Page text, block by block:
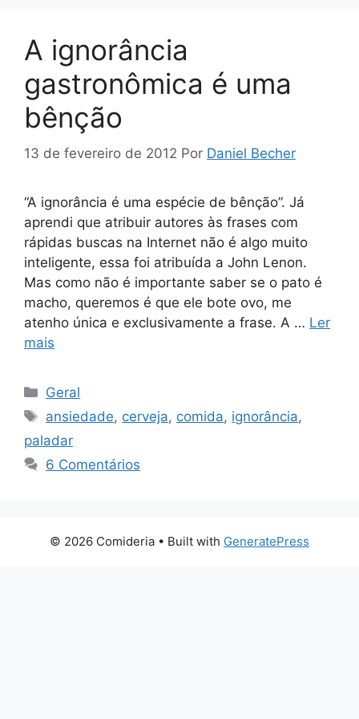
A ignorância
gastronômica é uma
bênção
13 de fevereiro de 2012 Por Daniel Becher
“A ignorância é uma espécie de bênção”. Já
aprendi que atribuir autores às frases com
rápidas buscas na Internet não é algo muito
inteligente, essa foi atribuída a John Lenon.
Mas como não é importante saber se o pato é
macho, queremos é que ele bote ovo, me
atenho única e exclusivamente a frase. A … Ler
mais
Categorias
Geral
Tags
ansiedade, cerveja, comida, ignorância,
paladar
6 Comentários
© 2026 Comideria • Built with GeneratePress